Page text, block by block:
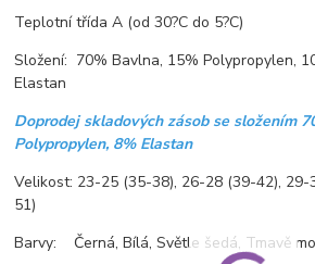
Teplotní třída A (od 30?C do 5?C)
Složení: 70% Bavlna, 15% Polypropylen,
Elastan
Doprodej skladových zásob se složením
Polypropylen, 8% Elastan
Velikost: 23-25 (35-38), 26-28 (39-42),
51)
Barvy: Černá, Bílá, Světle šedá, Tmavě